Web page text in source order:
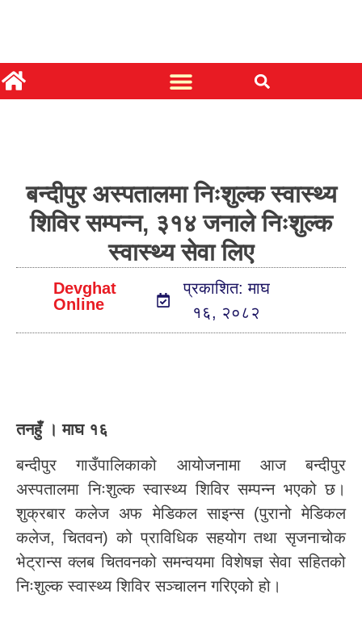
बन्दीपुर अस्पतालमा निःशुल्क स्वास्थ्य
शिविर सम्पन्न, ३१४ जनाले निःशुल्क
स्वास्थ्य सेवा लिए
Devghat
Online
प्रकाशित: माघ
१६, २०८२
तनहुँ । माघ १६
बन्दीपुर गाउँपालिकाको आयोजनामा आज बन्दीपुर
अस्पतालमा निःशुल्क स्वास्थ्य शिविर सम्पन्न भएको छ।
शुक्रबार कलेज अफ मेडिकल साइन्स (पुरानो मेडिकल
कलेज, चितवन) को प्राविधिक सहयोग तथा सृजनाचोक
भेट्रान्स क्लब चितवनको समन्वयमा विशेषज्ञ सेवा सहितको
निःशुल्क स्वास्थ्य शिविर सञ्चालन गरिएको हो।